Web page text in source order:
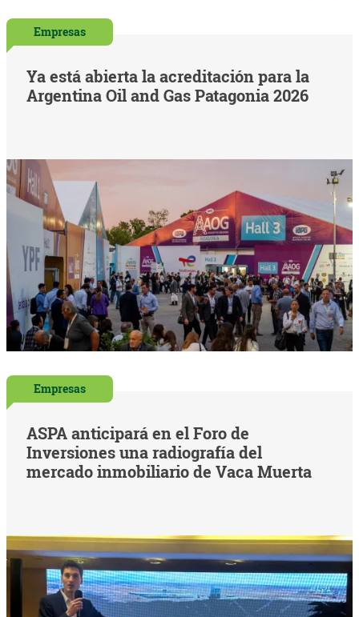
Empresas
Ya está abierta la acreditación para la
Argentina Oil and Gas Patagonia 2026
Empresas
ASPA anticipará en el Foro de
Inversiones una radiografía del
mercado inmobiliario de Vaca Muerta